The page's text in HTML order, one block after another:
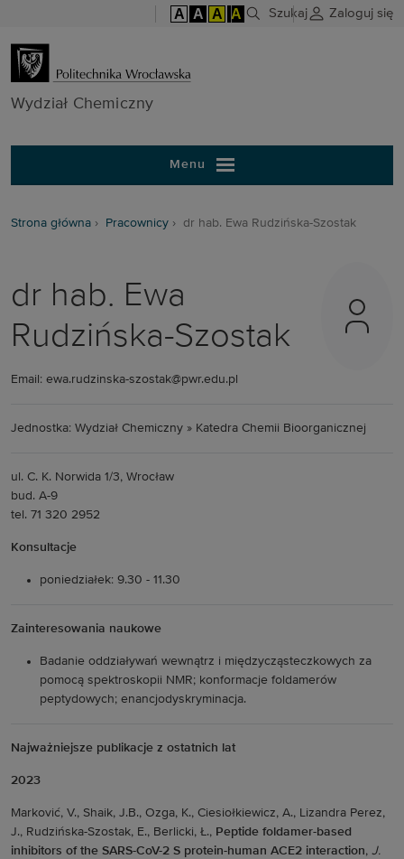
A A A A Szukaj Zaloguj się
Wydział
Wydział Chemiczny
Menu
Strona główna Pracownicy dr hab. Ewa Rudzińska-Szostak
dr hab. Ewa
Rudzińska-Szostak
Email: ewa.rudzinska-szostak@pwr.edu.pl
Jednostka: Wydział Chemiczny » Katedra Chemii Bioorganicznej
ul. C. K. Norwida 1/3, Wrocław
bud. A-9
tel. 71 320 2952
Konsultacje
poniedziałek: 9.30 - 11.30
Zainteresowania naukowe
Badanie oddziaływań wewnątrz i międzycząsteczkowych za
pomocą spektroskopii NMR; konformacje foldamerów
peptydowych; enancjodyskryminacja.
Najważniejsze publikacje z ostatnich lat
2023
Marković, V., Shaik, J.B., Ozga, K., Ciesiołkiewicz, A., Lizandra Perez,
J., Rudzińska-Szostak, E., Berlicki, Ł., Peptide foldamer-based
inhibitors of the SARS-CoV-2 S protein-human ACE2 interaction, J.